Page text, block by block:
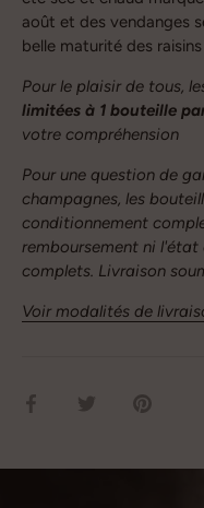
août et des vendanges
belle maturité des
Pour le plaisir de tous,
limitées à 1 bouteille
votre compréhension
Pour une question de
champagnes, les
conditionnement
remboursement ni l'état
complets. Livraison
Voir modalités de
Partager TweeterÉpingler